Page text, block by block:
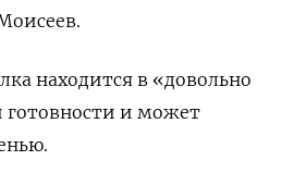
находится в «довольно
готовности и может